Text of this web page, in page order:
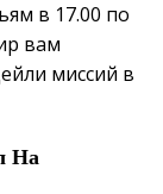
в 17.00 по
вам
миссий в
На